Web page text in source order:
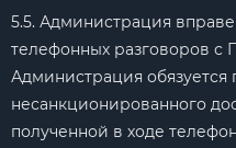
5.5. Администрация
телефонных разговоров с
Администрация
несанкционированного
полученной в ходе